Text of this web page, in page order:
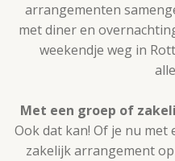
arrangementen
met diner en
weekendje weg in
Met een groep of
Ook dat kan! Of je nu
zakelijk arrangement